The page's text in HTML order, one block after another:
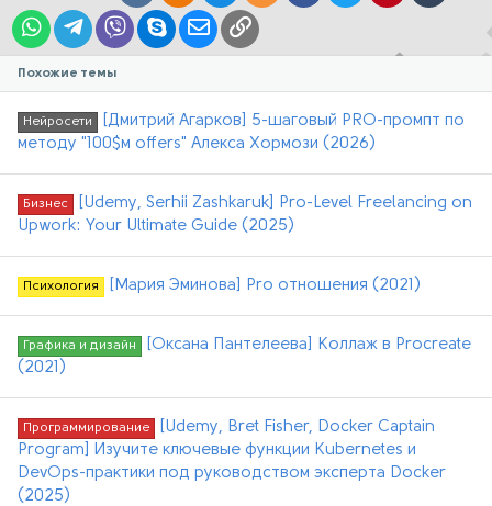
WhatsAppTelegram
Viber SkypeЭлектронная почта
Ссылка
Похожие темы
Нейросети
[Дмитрий Агарков] 5-шаговый PRO-промпт по
методу "100$м offers" Алекса Хормози (2026)
Бизнес
[Udemy, Serhii Zashkaruk] Pro-Level Freelancing on
Upwork: Your Ultimate Guide (2025)
Психология [Мария Эминова] Pro отношения (2021)
Графика и дизайн
[Оксана Пантелеева] Коллаж в Procreate
(2021)
Программирование
[Udemy, Bret Fisher, Docker Captain
Program] Изучите ключевые функции Kubernetes и
DevOps-практики под руководством эксперта Docker
(2025)